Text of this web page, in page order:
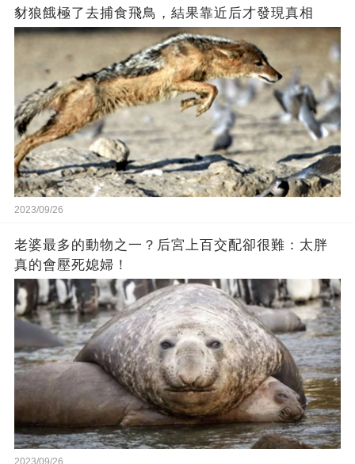
豺狼餓極了去捕食飛鳥，結果靠近后才發現真相
2023/09/26
老婆最多的動物之一？后宮上百交配卻很難：太胖
真的會壓死媳婦！